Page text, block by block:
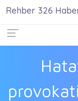
Rehber 326